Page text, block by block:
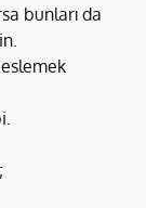
bunları da